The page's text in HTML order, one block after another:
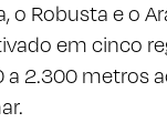
o Robusta e o
em cinco
a 2.300 metros